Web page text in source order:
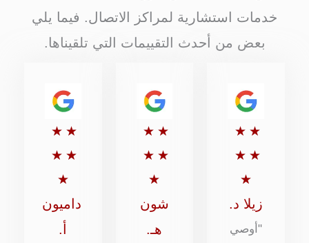
خدمات استشارية لمراكز الاتصال. فيما يلي
بعض من أحدث التقييمات التي تلقيناها.
★
★
★
★
★
تقييم
5
من
5
زيلا د.
"أوصي
★
★
★
★
★
تقييم
5
من
5
شون
هـ.
★
★
★
★
★
تقييم
5
5
داميون
أ.